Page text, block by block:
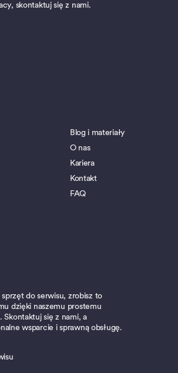
skontaktuj się z nami.
Blog i materiały
O nas
Kariera
Kontakt
FAQ
do serwisu, zrobisz to
dzięki naszemu prostemu
Skontaktuj się z nami, a
wsparcie i sprawną obsługę.